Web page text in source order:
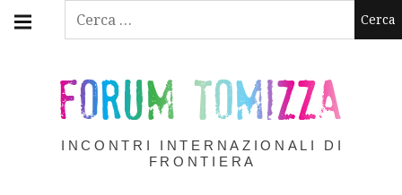
Ricerca
Skip
FORUM TOMIZZA
INCONTRI INTERNAZIONALI DI
FRONTIERA
navigation